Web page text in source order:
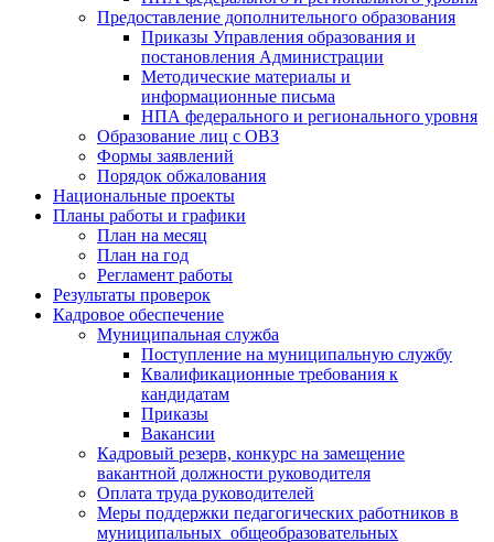
Предоставление дополнительного образования
Приказы Управления образования и
постановления Администрации
Методические материалы и
информационные письма
НПА федерального и регионального уровня
Образование лиц с ОВЗ
Формы заявлений
Порядок обжалования
Национальные проекты
Планы работы и графики
План на месяц
План на год
Регламент работы
Результаты проверок
Кадровое обеспечение
Муниципальная служба
Поступление на муниципальную службу
Квалификационные требования к
кандидатам
Приказы
Вакансии
Кадровый резерв, конкурс на замещение
вакантной должности руководителя
Оплата труда руководителей
Меры поддержки педагогических работников в
муниципальных общеобразовательных